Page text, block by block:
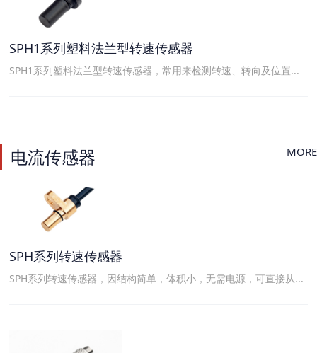
SPH1系列塑料法兰型转速传感器
SPH1系列塑料法兰型转速传感器，常用来检测转速、转向及位置...
电流传感器 MORE
SPH系列转速传感器
SPH系列转速传感器，因结构简单，体积小，无需电源，可直接从...